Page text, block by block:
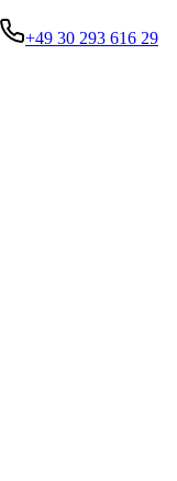
+49 30 293 616 29